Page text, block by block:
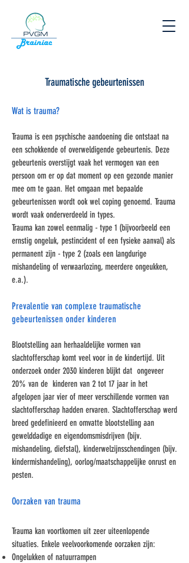
Traumatische gebeurtenissen
Wat is trauma?
Trauma is een psychische aandoening die ontstaat na
een schokkende of overweldigende gebeurtenis. Deze
gebeurtenis overstijgt vaak het vermogen van een
persoon om er op dat moment op een gezonde manier
mee om te gaan. Het omgaan met bepaalde
gebeurtenissen wordt ook wel coping genoemd. Trauma
wordt vaak onderverdeeld in types.
Trauma kan zowel eenmalig - type 1 (bijvoorbeeld een
ernstig ongeluk, pestincident of een fysieke aanval) als
permanent zijn - type 2 (zoals een langdurige
mishandeling of verwaarlozing, meerdere ongeukken,
e.a.).
Prevalentie van complexe traumatische
gebeurtenissen onder kinderen
Blootstelling aan herhaaldelijke vormen van
slachtofferschap komt veel voor in de kindertijd. Uit
onderzoek onder 2030 kinderen blijkt dat ongeveer
20% van de kinderen van 2 tot 17 jaar in het
afgelopen jaar vier of meer verschillende vormen van
slachtofferschap hadden ervaren. Slachtofferschap werd
breed gedefinieerd en omvatte blootstelling aan
gewelddadige en eigendomsmisdrijven (bijv.
mishandeling, diefstal), kinderwelzijnsschendingen (bijv.
kindermishandeling), oorlog/maatschappelijke onrust en
pesten.
Oorzaken van trauma
Trauma kan voortkomen uit zeer uiteenlopende
situaties. Enkele veelvoorkomende oorzaken zijn:
Ongelukken of natuurrampen